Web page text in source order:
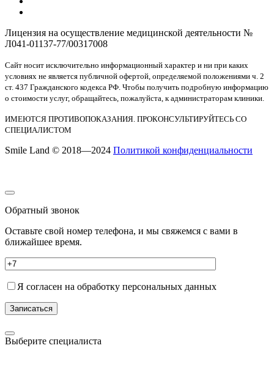
Лицензия на осуществление медицинской деятельности №
Л041-01137-77/00317008
Сайт носит исключительно информационный характер и ни при каких
условиях не является публичной офертой, определяемой положениями ч. 2
ст. 437 Гражданского кодекса РФ. Чтобы получить подробную информацию
о стоимости услуг, обращайтесь, пожалуйста, к администраторам клиники.
ИМЕЮТСЯ ПРОТИВОПОКАЗАНИЯ. ПРОКОНСУЛЬТИРУЙТЕСЬ СО
СПЕЦИАЛИСТОМ
Smile Land © 2018—2024 Политикой конфиденциальности
Обратный звонок
Оставьте свой номер телефона, и мы свяжемся с вами в
ближайшее время.
Я согласен на обработку персональных данных
Записаться
Выберите специалиста